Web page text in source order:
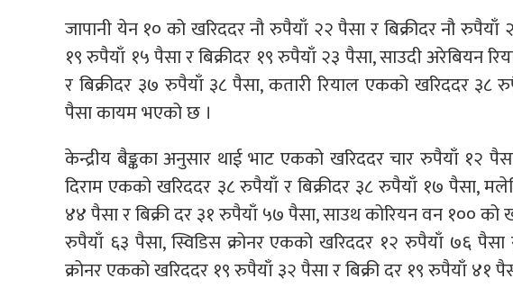
जापानी येन १० को खरिददर नौ रुपैयाँ २२ पैसा र बिक्रीदर नौ
१९ रुपैयाँ १५ पैसा र बिक्रीदर १९ रुपैयाँ २३ पैसा, साउदी अरेबियन
र बिक्रीदर ३७ रुपैयाँ ३८ पैसा, कतारी रियाल एकको खरिददर ३८
पैसा कायम भएको छ ।
केन्द्रीय बैङ्कका अनुसार थाई भाट एकको खरिददर चार रुपैयाँ १२
दिराम एकको खरिददर ३८ रुपैयाँ र बिक्रीदर ३८ रुपैयाँ १७ पैसा,
४४ पैसा र बिक्री दर ३१ रुपैयाँ ५७ पैसा, साउथ कोरियन वन १०० को
रुपैयाँ ६३ पैसा, स्विडिस क्रोनर एकको खरिददर १२ रुपैयाँ ७६ पैसा
क्रोनर एकको खरिददर १९ रुपैयाँ ३२ पैसा र बिक्री दर १९ रुपैयाँ ४१